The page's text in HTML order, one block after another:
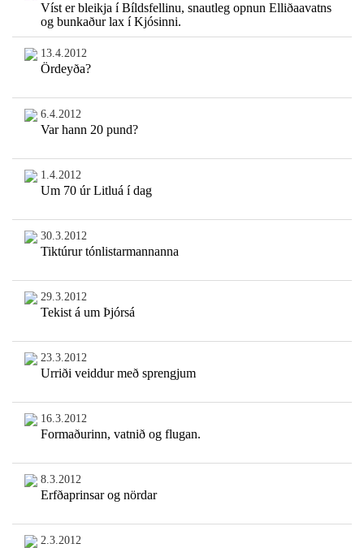
Víst er bleikja í Bíldsfellinu, snautleg opnun Elliðaavatns
og bunkaður lax í Kjósinni.
13.4.2012
Ördeyða?
6.4.2012
Var hann 20 pund?
1.4.2012
Um 70 úr Litluá í dag
30.3.2012
Tiktúrur tónlistarmannanna
29.3.2012
Tekist á um Þjórsá
23.3.2012
Urriði veiddur með sprengjum
16.3.2012
Formaðurinn, vatnið og flugan.
8.3.2012
Erfðaprinsar og nördar
2.3.2012